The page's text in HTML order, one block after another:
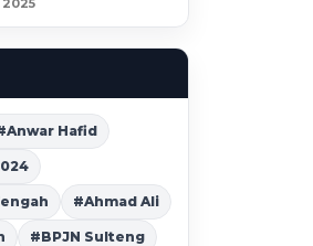
Hafid
#Ahmad Ali
#BPJN Sulteng